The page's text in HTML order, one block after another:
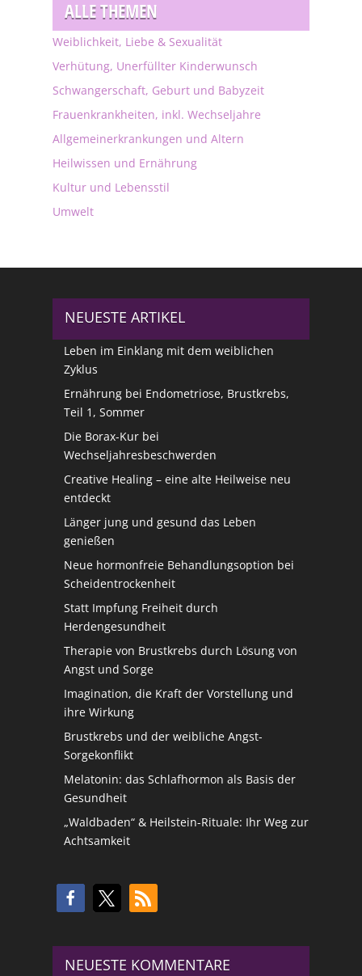
ALLE THEMEN
Weiblichkeit, Liebe & Sexualität
Verhütung, Unerfüllter Kinderwunsch
Schwangerschaft, Geburt und Babyzeit
Frauenkrankheiten, inkl. Wechseljahre
Allgemeinerkrankungen und Altern
Heilwissen und Ernährung
Kultur und Lebensstil
Umwelt
NEUESTE ARTIKEL
Leben im Einklang mit dem weiblichen
Zyklus
Ernährung bei Endometriose, Brustkrebs,
Teil 1, Sommer
Die Borax-Kur bei
Wechseljahresbeschwerden
Creative Healing – eine alte Heilweise neu
entdeckt
Länger jung und gesund das Leben
genießen
Neue hormonfreie Behandlungsoption bei
Scheidentrockenheit
Statt Impfung Freiheit durch
Herdengesundheit
Therapie von Brustkrebs durch Lösung von
Angst und Sorge
Imagination, die Kraft der Vorstellung und
ihre Wirkung
Brustkrebs und der weibliche Angst-
Sorgekonflikt
Melatonin: das Schlafhormon als Basis der
Gesundheit
„Waldbaden“ & Heilstein-Rituale: Ihr Weg zur
Achtsamkeit
NEUESTE KOMMENTARE